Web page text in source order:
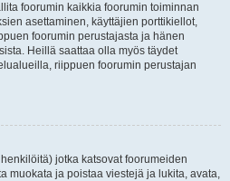
foorumin kaikkia foorumin toiminnan
asettaminen, käyttäjien porttikiellot,
foorumin perustajasta ja hänen
Heillä saattaa olla myös täydet
riippuen foorumin perustajan
jotka katsovat foorumeiden
muokata ja poistaa viestejä ja lukita, avata,